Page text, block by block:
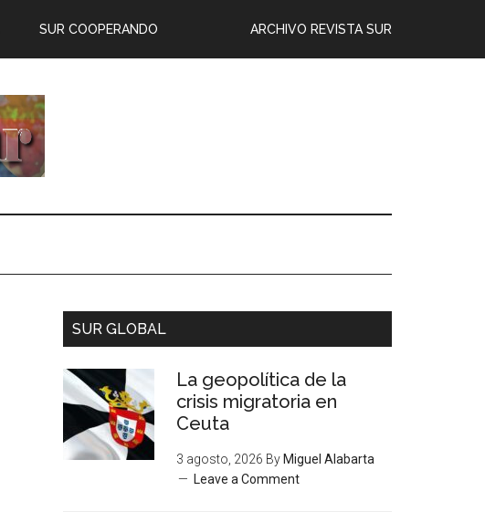
ARCHIVO REVISTA SUR
SUR COOPERANDO
SUR GLOBAL
La geopolítica de la
crisis migratoria en
Ceuta
3 agosto, 2026 By Miguel Alabarta
Leave a Comment